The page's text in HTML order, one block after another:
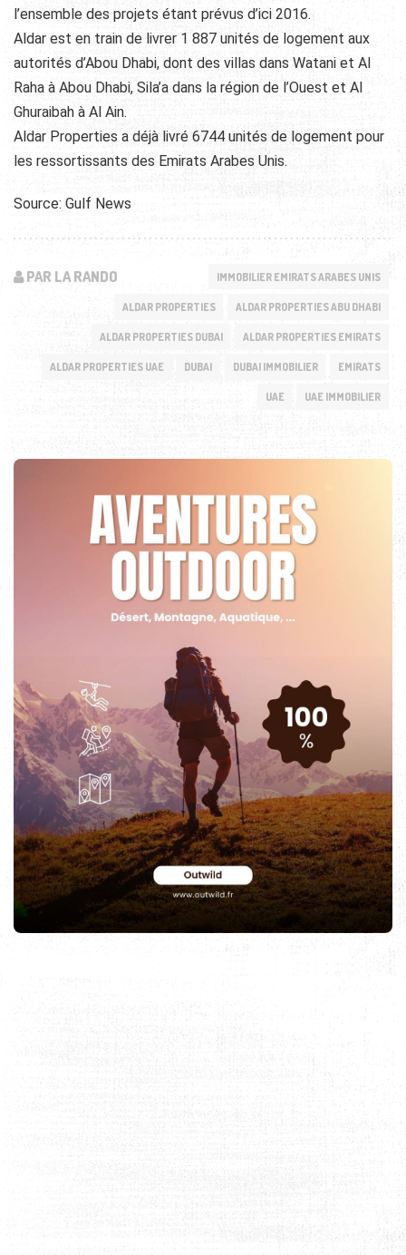
l’ensemble des projets étant prévus d’ici 2016.
Aldar est en train de livrer 1 887 unités de logement aux
autorités d’Abou Dhabi, dont des villas dans Watani et Al
Raha à Abou Dhabi, Sila’a dans la région de l’Ouest et Al
Ghuraibah à Al Ain.
Aldar Properties a déjà livré 6744 unités de logement pour
les ressortissants des Emirats Arabes Unis.
Source: Gulf News
PAR LA RANDO IMMOBILIER EMIRATS ARABES UNIS
ALDAR PROPERTIES ALDAR PROPERTIES ABU DHABI
ALDAR PROPERTIES DUBAI ALDAR PROPERTIES EMIRATS
ALDAR PROPERTIES UAE DUBAI DUBAI IMMOBILIER EMIRATS
UAE UAE IMMOBILIER